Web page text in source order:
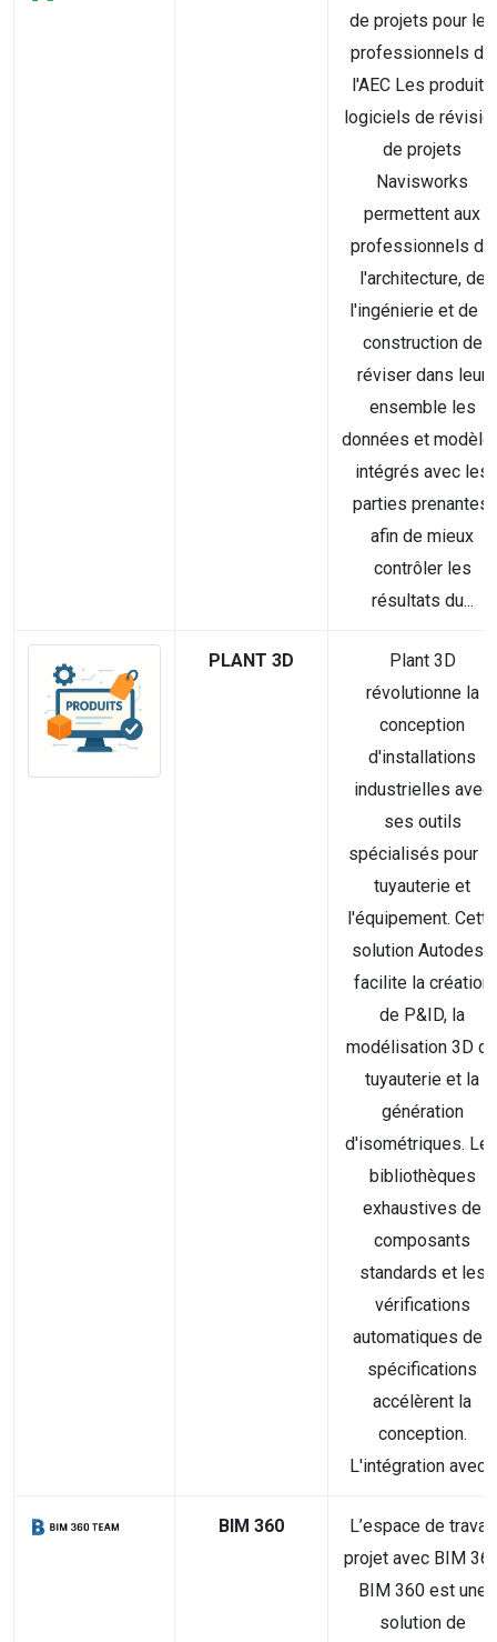
de projets pour les
professionnels de
l'AEC Les produits
logiciels de
de projets
Navisworks
permettent aux
professionnels de
l'architecture, de
l'ingénierie et de la
construction de
réviser dans leur
ensemble les
données et
intégrés avec les
parties prenantes,
afin de mieux
contrôler les
résultats du...
PLANT 3D
Plant 3D
révolutionne la
conception
d'installations
industrielles avec
ses outils
spécialisés pour la
tuyauterie et
l'équipement. Cette
solution Autodesk
facilite la création
de P&ID, la
modélisation 3D de
tuyauterie et la
génération
d'isométriques.
bibliothèques
exhaustives de
composants
standards et les
vérifications
automatiques des
spécifications
accélèrent la
conception.
L'intégration avec...
BIM 360
L’espace de travail
projet avec BIM
BIM 360 est une
solution de